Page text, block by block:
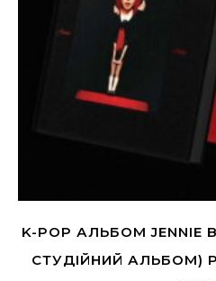
K-POP АЛЬБОМ JENNIE
СТУДІЙНИЙ АЛЬБОМ)